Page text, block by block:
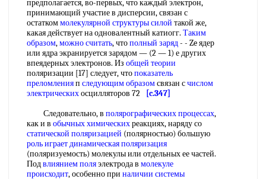
предполагается, во-первых, что каждый электрон,
принимающий участие в дисперсии, связан с
остаткоммолекулярной структуры силой такой же,
какая действует на одновалентный катиогг. Таким
образом,можно считать, чтополный заряд- - Ze ядер
или ядра экранируется зарядом — (2 — 1) е других
впеядерных электронов. Из общей теории
поляризации [17] следует, чтопоказатель
преломленияп следующим образомсвязан счислом
электрическихосцилляторов 72
[c.347]
Следовательно, в полярографических процессах,
как и в обычных химическихреакциях, наряду со
статической поляризацией (полярностью) большую
роль играетдинамическая поляризация
(поляризуемость) молекулы или отдельных ее частей.
Подвлиянием поляэлектрода в молекуле
происходит, особенно при наличии системы